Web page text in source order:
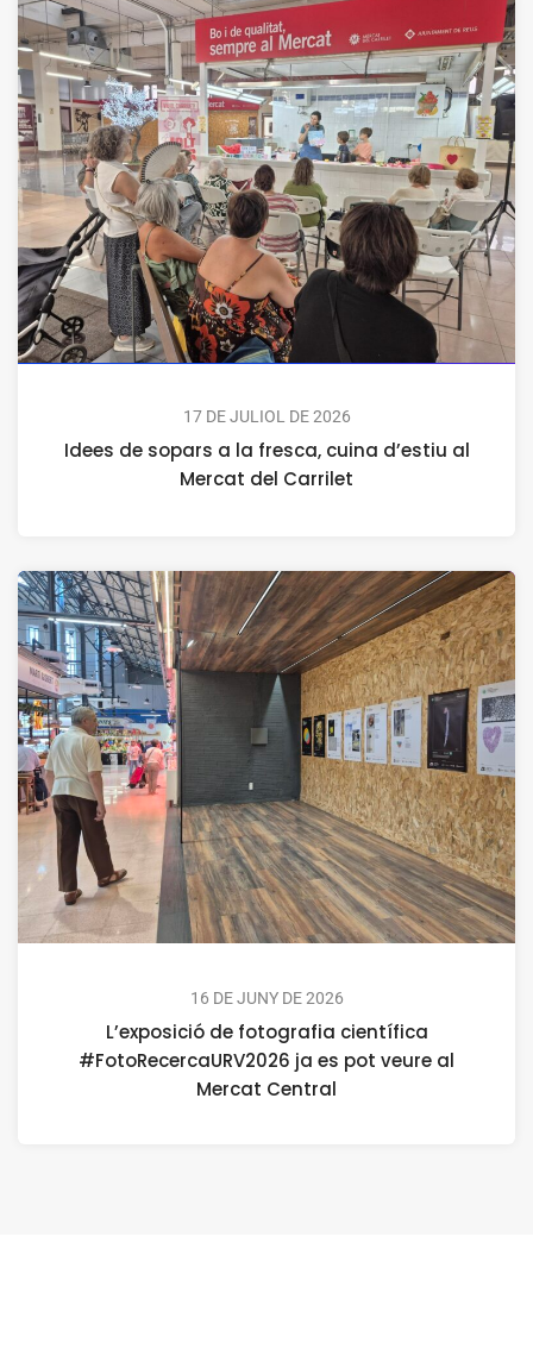
17 DE JULIOL DE 2026
Idees de sopars a la fresca, cuina d’estiu al
Mercat del Carrilet
16 DE JUNY DE 2026
L’exposició de fotografia científica
#FotoRecercaURV2026 ja es pot veure al
Mercat Central